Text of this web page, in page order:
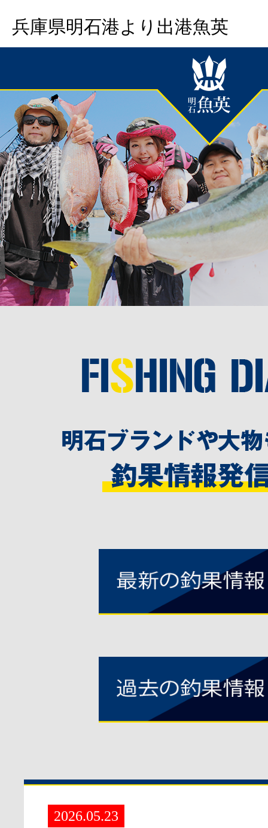
兵庫県明石港より出港魚英
2026.05.23